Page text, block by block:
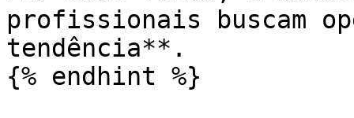
profissionais buscam
tendência**.
{% endhint %}